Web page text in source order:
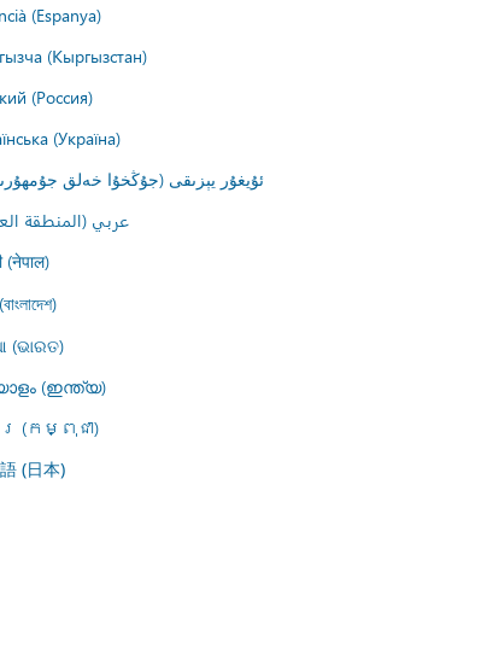
(Espanya)
(Кыргызстан)
(Россия)
(Україна)
ئۇيغۇر يېزىقى (جۇڭخۇا خەلق
عربي (المنطقة
(नेपाल)
(ଭାରତ)
(ഇന്ത്യ)
រ (កម្ពុជា)
(日本)